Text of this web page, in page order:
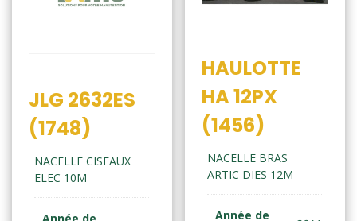
JLG 2632ES
(1748)
NACELLE CISEAUX
ELEC 10M
Année de
HAULOTTE
HA 12PX
(1456)
NACELLE BRAS
ARTIC DIES 12M
Année de